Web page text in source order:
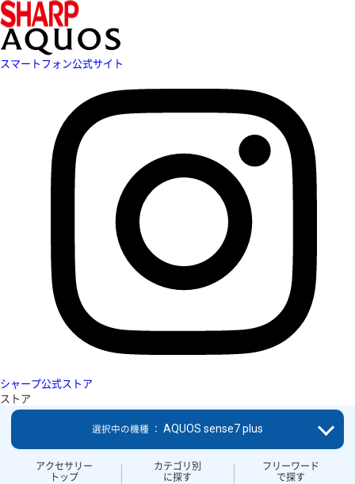
スマートフォン公式サイト
シャープ公式ストア
ストア
アクセサリー
トップ
カテゴリ別
に探す
フリーワード
で探す
選択中の機種 ： AQUOS sense7 plus